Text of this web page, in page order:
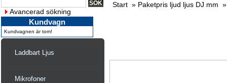
Avancerad sökning
Kundvagn
Kundvagnen är tom!
Laddbart Ljus
Mikrofoner
Start » Paketpris ljud ljus DJ mm